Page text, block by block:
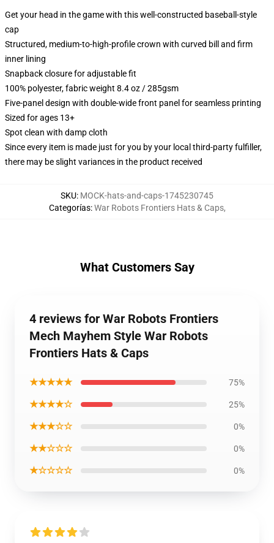
Get your head in the game with this well-constructed baseball-style
cap
Structured, medium-to-high-profile crown with curved bill and firm
inner lining
Snapback closure for adjustable fit
100% polyester, fabric weight 8.4 oz / 285gsm
Five-panel design with double-wide front panel for seamless printing
Sized for ages 13+
Spot clean with damp cloth
Since every item is made just for you by your local third-party fulfiller,
there may be slight variances in the product received
SKU: MOCK-hats-and-caps-1745230745
Categorías:War Robots Frontiers Hats & Caps,
What Customers Say
4 reviews for War Robots Frontiers
Mech Mayhem Style War Robots
Frontiers Hats & Caps
★★★★★ 75%
★★★★☆ 25%
★★★☆☆ 0%
★★☆☆☆ 0%
★☆☆☆☆ 0%